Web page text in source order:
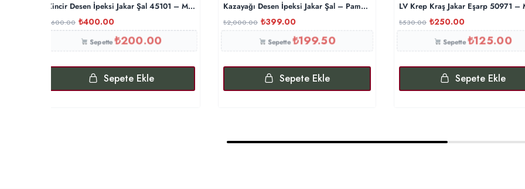
Zincir Desen İpeksi Jakar Şal 45101 – Mürdüm
600.00 ₺400.00
Sepette₺200.00
Sepete Ekle
Kazayağı Desen İpeksi Jakar Şal – Pamuk Şekeri
₺2,000.00 ₺399.00
Sepette₺199.50
Sepete Ekle
LV Krep Kraş Jakar Eşarp 50971 –
₺530.00 ₺250.00
Sepette₺125.00
Sepete Ekle